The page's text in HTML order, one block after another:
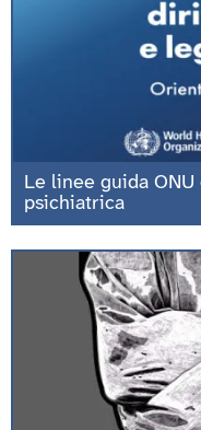
Le linee guida ONU
psichiatrica